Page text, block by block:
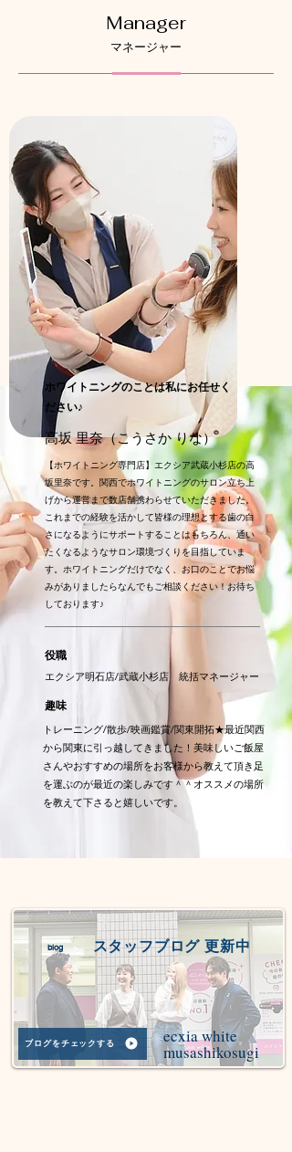
Manager
マネージャー
ホワイトニングのことは私にお任せく
ださい♪
高坂 里奈（こうさか りな）
【ホワイトニング専門店】エクシア武蔵小杉店の高
坂里奈です。関西でホワイトニングのサロン立ち上
げから運営まで数店舗携わらせていただきました。
これまでの経験を活かして皆様の理想とする歯の白
さになるようにサポートすることはもちろん、通い
たくなるようなサロン環境づくりを目指していま
す。ホワイトニングだけでなく、お口のことでお悩
みがありましたらなんでもご相談ください！お待ち
しております♪
役職
エクシア明石店/武蔵小杉店 統括マネージャー
趣味
​トレーニング/散歩/映画鑑賞/関東開拓★最近関西
から関東に引っ越してきました！美味しいご飯屋
さんやおすすめの場所をお客様から教えて頂き足
を運ぶのが最近の楽しみです＾＾オススメの場所
を教えて下さると嬉しいです。
ecxia white
musashikosugi
ブログをチェックする
blog スタッフブログ 更新中